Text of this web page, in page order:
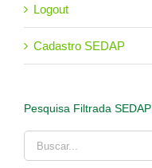
Logout
Cadastro SEDAP
Pesquisa Filtrada SEDAP